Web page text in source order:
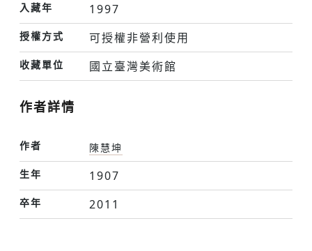
入藏年 1997
授權方式 可授權非營利使用
收藏單位 國立臺灣美術館
作者詳情
作者
陳慧坤
生年
1907
卒年 2011